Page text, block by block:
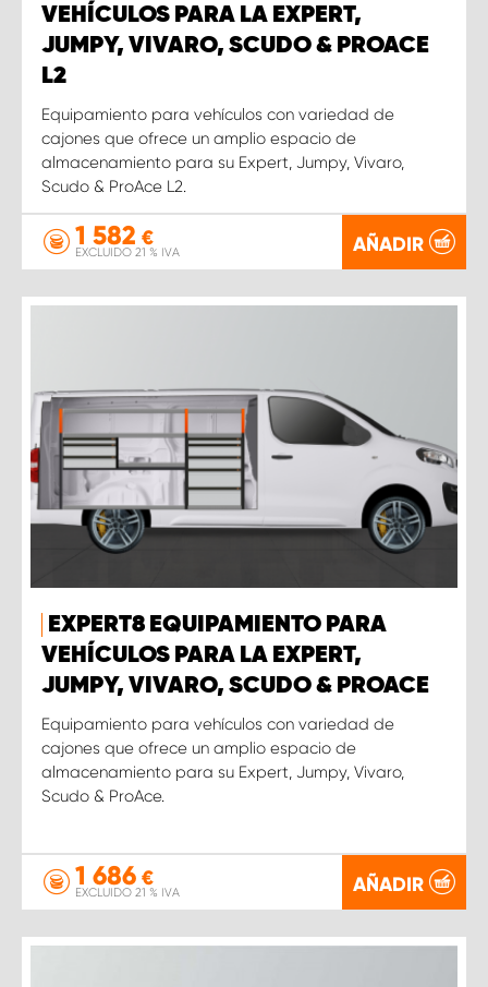
VEHÍCULOS PARA LA EXPERT,
JUMPY, VIVARO, SCUDO & PROACE
L2
Equipamiento para vehículos con variedad de
cajones que ofrece un amplio espacio de
almacenamiento para su Expert, Jumpy, Vivaro,
Scudo & ProAce L2.
1 582 €
EXCLUIDO 21 % IVA AÑADIR
EXPERT8 EQUIPAMIENTO PARA
VEHÍCULOS PARA LA EXPERT,
JUMPY, VIVARO, SCUDO & PROACE
Equipamiento para vehículos con variedad de
cajones que ofrece un amplio espacio de
almacenamiento para su Expert, Jumpy, Vivaro,
Scudo & ProAce.
1 686 €
EXCLUIDO 21 % IVA AÑADIR